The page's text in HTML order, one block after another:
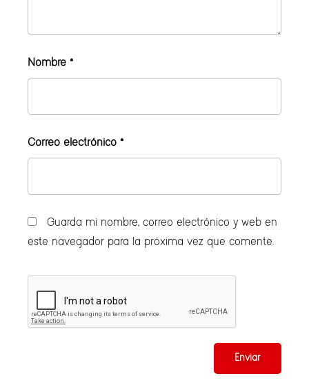
Nombre *
Correo electrónico *
Guarda mi nombre, correo electrónico y web en
este navegador para la próxima vez que comente.